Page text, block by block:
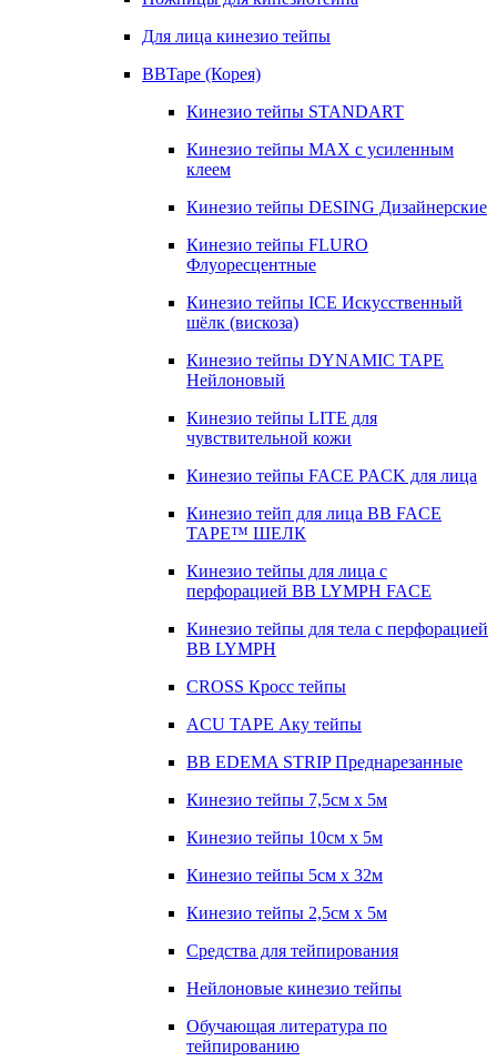
Для лица кинезио тейпы
BBTape (Корея)
Кинезио тейпы STANDART
Кинезио тейпы МАХ с усиленным
клеем
Кинезио тейпы DESING Дизайнерские
Кинезио тейпы FLURO
Флуоресцентные
Кинезио тейпы ICE Искусственный
шёлк (вискоза)
Кинезио тейпы DYNAMIC TAPE
Нейлоновый
Кинезио тейпы LITE для
чувствительной кожи
Кинезио тейпы FACE PACK для лица
Кинезио тейп для лица BB FACE
TAPE™ ШЕЛК
Кинезио тейпы для лица с
перфорацией BB LYMPH FACE
Кинезио тейпы для тела с перфорацией
BB LYMPH
CROSS Кросс тейпы
ACU TAPE Аку тейпы
BB EDEMA STRIP Преднарезанные
Кинезио тейпы 7,5см x 5м
Кинезио тейпы 10см х 5м
Кинезио тейпы 5см x 32м
Кинезио тейпы 2,5см x 5м
Средства для тейпирования
Нейлоновые кинезио тейпы
Обучающая литература по
тейпированию